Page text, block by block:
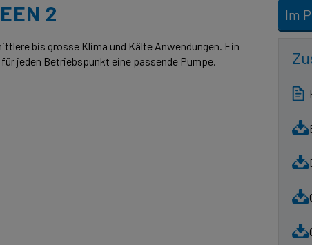
2
bis grosse Klima und Kälte Anwendungen. Ein
jeden Betriebspunkt eine passende Pumpe.
Im